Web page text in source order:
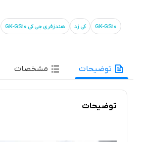
GK-GS10 کی زد هندزفری جی کی GK-GS10
توضیحات مشخصات
توضیحات